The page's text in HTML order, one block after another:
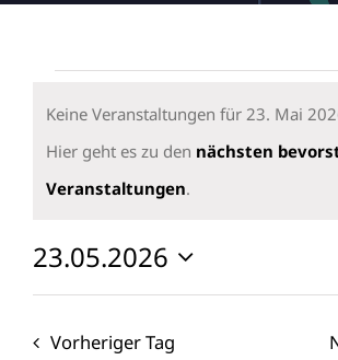
für
23.
Mai
Hinweis
Keine Veranstaltungen für 23. Mai
Hier geht es zu den nächsten
Veranstaltungen.
23.05.2026
Datum
Vorheriger Tag